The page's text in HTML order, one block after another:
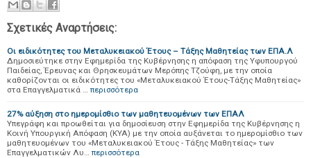
Σχετικές Αναρτήσεις:
Οι ειδικότητες του Μεταλυκειακού Έτους – Τάξης Μαθητείας των ΕΠΑ.Λ
Δημοσιεύτηκε στην Εφημερίδα της Κυβέρνησης η απόφαση της Υφυπουργού
Παιδείας, Έρευνας και Θρησκευμάτων Μερόπης Τζούφη, με την οποία
καθορίζονται οι ειδικότητες του «Μεταλυκειακού Έτους-Τάξης Μαθητείας»
στα Επαγγελματικά … περισσότερα
27% αύξηση στο ημερομίσθιο των μαθητευομένων των ΕΠΑΛ
Υπεγράφη και προωθείται για δημοσίευση στην Εφημερίδα της Κυβέρνησης η
Κοινή Υπουργική Απόφαση (ΚΥΑ) με την οποία αυξάνεται το ημερομίσθιο των
μαθητευομένων του «Μεταλυκειακού Έτους - Τάξης Μαθητείας» των
Επαγγελματικών Λυ… περισσότερα